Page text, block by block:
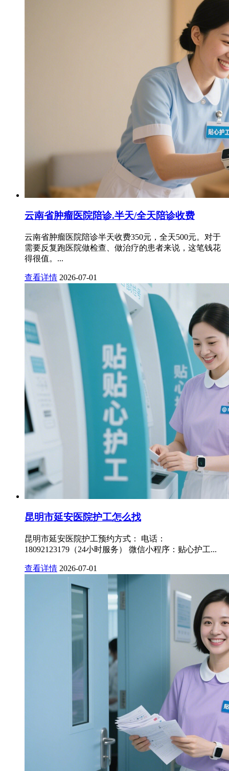
云南省肿瘤医院陪诊.半天/全天陪诊收费
云南省肿瘤医院陪诊半天收费350元，全天500元。对于
需要反复跑医院做检查、做治疗的患者来说，这笔钱花
得很值。...
查看详情 2026-07-01
昆明市延安医院护工怎么找
昆明市延安医院护工预约方式： 电话：
18092123179（24小时服务） 微信小程序：贴心护工...
查看详情 2026-07-01